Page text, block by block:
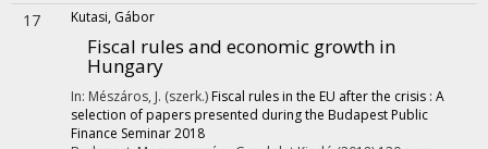
17 Kutasi, Gábor
Fiscal rules and economic growth in
Hungary
In: Mészáros, J. (szerk.) Fiscal rules in the EU after the crisis : A
selection of papers presented during the Budapest Public
Finance Seminar 2018